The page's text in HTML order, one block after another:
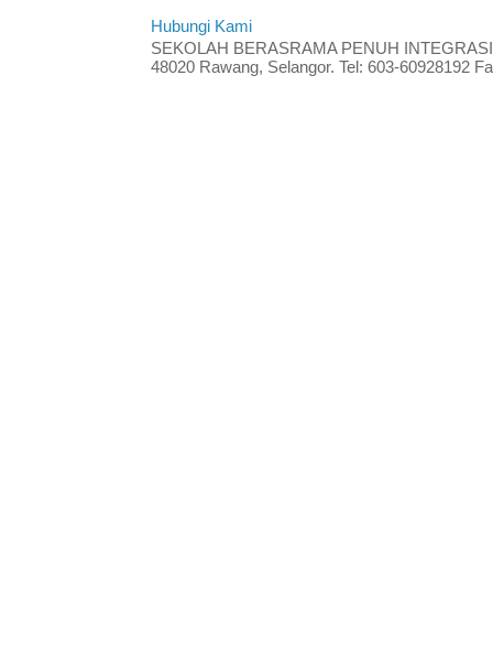
Hubungi Kami
SEKOLAH BERASRAMA PENUH
48020 Rawang, Selangor. Tel: 603-60928192